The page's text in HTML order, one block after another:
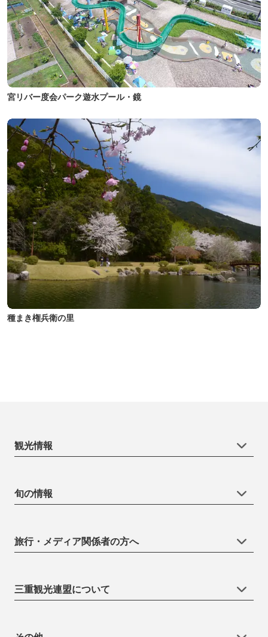
宮リバー度会パーク遊水プール・鏡
種まき権兵衛の里
観光情報
旬の情報
旅行・メディア関係者の方へ
三重観光連盟について